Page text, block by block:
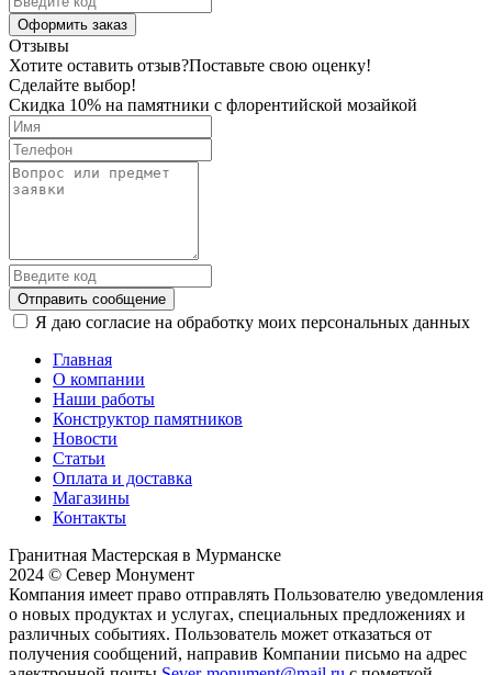
Оформить заказ
Отзывы
Хотите оставить отзыв?Поставьте свою оценку!
Сделайте выбор!
Скидка 10% на памятники с флорентийской мозайкой
Отправить сообщение
Я даю согласие на обработку моих персональных данных
Главная
О компании
Наши работы
Конструктор памятников
Новости
Статьи
Оплата и доставка
Магазины
Контакты
Гранитная Мастерская в Мурманске
2024 © Север Монумент
Компания имеет право отправлять Пользователю уведомления
о новых продуктах и услугах, специальных предложениях и
различных событиях. Пользователь может отказаться от
получения сообщений, направив Компании письмо на адрес